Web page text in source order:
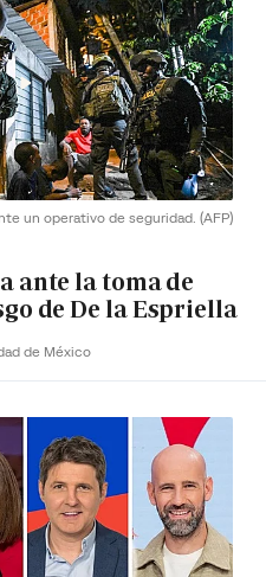
un operativo de seguridad. (AFP)
ante la toma de
de De la Espriella
de México